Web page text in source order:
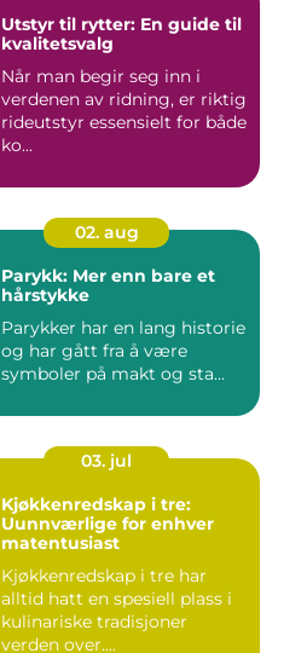
Utstyr til rytter: En guide til
kvalitetsvalg
Når man begir seg inn i
verdenen av ridning, er riktig
rideutstyr essensielt for både
ko...
02. aug
Parykk: Mer enn bare et
hårstykke
Parykker har en lang historie
og har gått fra å være
symboler på makt og sta...
03. jul
Kjøkkenredskap i tre:
Uunnværlige for enhver
matentusiast
Kjøkkenredskap i tre har
alltid hatt en spesiell plass i
kulinariske tradisjoner
verden over....